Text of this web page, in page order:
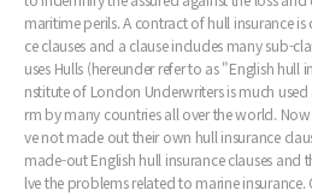
maritime perils. A contract of hull insurance
ce clauses and a clause includes many sub-
uses Hulls (hereunder refer to as "English hull
nstitute of London Underwriters is much
rm by many countries all over the world.
ve not made out their own hull insurance
made-out English hull insurance clauses and
lve the problems related to marine